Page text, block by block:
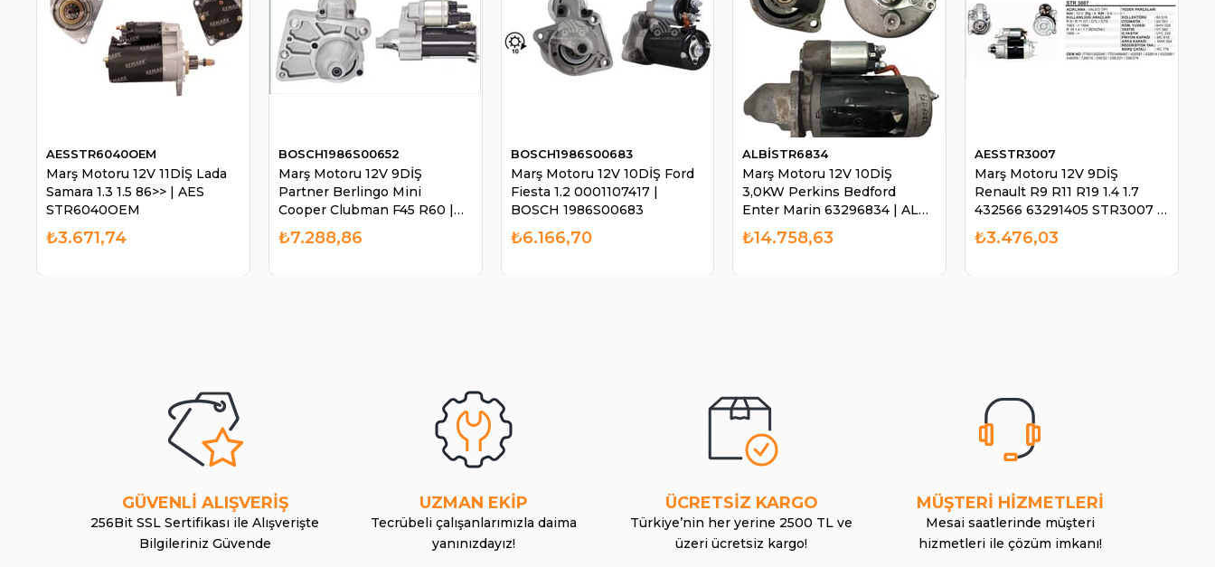
Marş Motoru 12V 11DİŞ Lada
Samara 1.3 1.5 86>> | AES
STR6040OEM
AESSTR6040OEM
₺3.671,74
Marş Motoru 12V 9DİŞ
Partner Berlingo Mini
Cooper Clubman F45 R60 |
BOSCH 1986S00652
BOSCH1986S00652
₺7.288,86
Marş Motoru 12V 10DİŞ Ford
Fiesta 1.2 0001107417 |
BOSCH 1986S00683
BOSCH1986S00683
₺6.166,70
Marş Motoru 12V 10DİŞ
3,0KW Perkins Bedford
Enter Marin 63296834 | ALBİ
STR6834
ALBİSTR6834
₺14.758,63
Marş Motoru 12V 9DİŞ
Renault R9 R11 R19 1.4 1.7
432566 63291405 STR3007 |
AES STR3007
AESSTR3007
₺3.476,03
GÜVENLİ ALIŞVERİŞ
256Bit SSL Sertifikası ile Alışverişte
Bilgileriniz Güvende
UZMAN EKİP
Tecrübeli çalışanlarımızla daima
yanınızdayız!
ÜCRETSİZ KARGO
Türkiye’nin her yerine 2500 TL ve
üzeri ücretsiz kargo!
MÜŞTERİ HİZMETLERİ
Mesai saatlerinde müşteri
hizmetleri ile çözüm imkanı!